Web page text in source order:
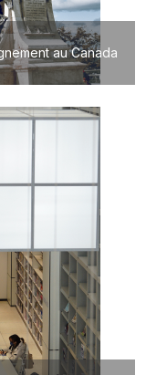
au Canada